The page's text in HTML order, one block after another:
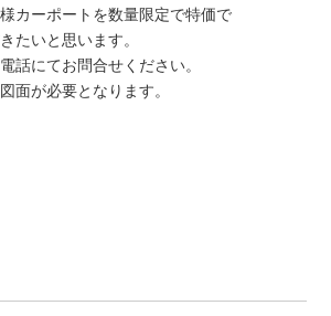
カーポートを数量限定で特価で
たいと思います。
話にてお問合せください。
面が必要となります。